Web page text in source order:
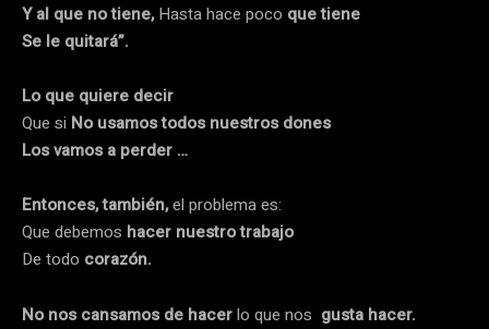
Y al que no tiene,Hasta hace poco que tiene
Se le quitará”.
Lo que quiere decir
Que si No usamos todos nuestros dones
Los vamos a perder …
Entonces, también,el problema es:
Que debemos hacer nuestro trabajo
De todo corazón.
No nos cansamos de hacerlo que nos gusta hacer.